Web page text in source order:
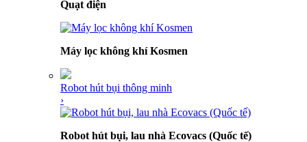
Quạt điện
Máy lọc không khí Kosmen
Robot hút bụi thông minh
›
Robot hút bụi, lau nhà Ecovacs (Quốc tế)